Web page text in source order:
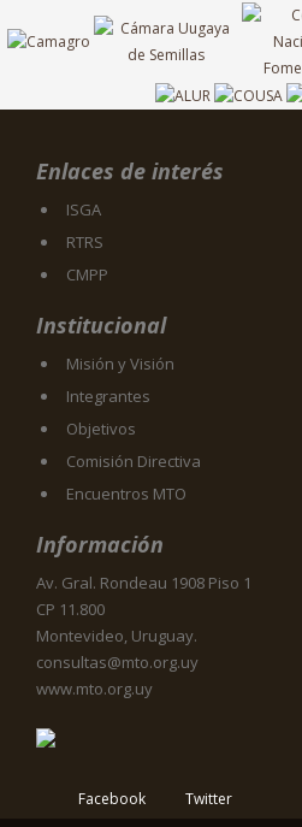
Enlaces de interés
ISGA
RTRS
CMPP
Institucional
Misión y Visión
Integrantes
Objetivos
Comisión Directiva
Encuentros MTO
Información
Av. Gral. Rondeau 1908 Piso 1
CP 11.800
Montevideo, Uruguay.
consultas@mto.org.uy
www.mto.org.uy
Facebook Twitter